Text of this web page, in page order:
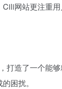
网站更注重
打造了一个能
困扰。